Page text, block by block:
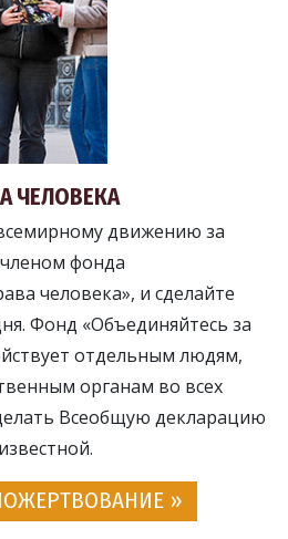
ЧЕЛОВЕКА
движению за
фонда
человека», и сделайте
Фонд «Объединяйтесь за
отдельным людям,
органам во всех
Всеобщую декларацию
»